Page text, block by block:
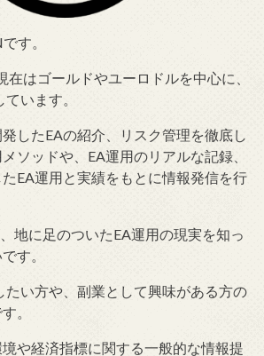
す。
はゴールドやユーロドルを中心に、
います。
したEAの紹介、リスク管理を徹底し
ソッドや、EA運用のリアルな記録、
EA運用と実績をもとに情報発信を行
地に足のついたEA運用の現実を知っ
す。
たい方や、副業として興味がある方の
。
や経済指標に関する一般的な情報提